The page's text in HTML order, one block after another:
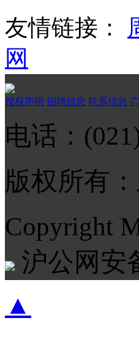
友情链接：
网
授权声明 招聘信息 联系信息
电话：
版权所有
Copyright
沪公网安
▲